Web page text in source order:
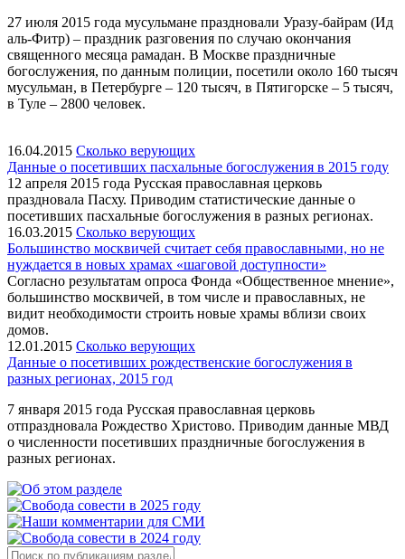
27 июля 2015 года мусульмане праздновали Уразу-байрам (Ид
аль-Фитр) – праздник разговения по случаю окончания
священного месяца рамадан. В Москве праздничные
богослужения, по данным полиции, посетили около 160 тысяч
мусульман, в Петербурге – 120 тысяч, в Пятигорске – 5 тысяч,
в Туле – 2800 человек.
16.04.2015 Сколько верующих
Данные о посетивших пасхальные богослужения в 2015 году
12 апреля 2015 года Русская православная церковь
праздновала Пасху. Приводим статистические данные о
посетивших пасхальные богослужения в разных регионах.
16.03.2015 Сколько верующих
Большинство москвичей считает себя православными, но не
нуждается в новых храмах «шаговой доступности»
Согласно результатам опроса Фонда «Общественное мнение»,
большинство москвичей, в том числе и православных, не
видит необходимости строить новые храмы вблизи своих
домов.
12.01.2015 Сколько верующих
Данные о посетивших рождественские богослужения в
разных регионах, 2015 год
7 января 2015 года Русская православная церковь
отпраздновала Рождество Христово. Приводим данные МВД
о численности посетивших праздничные богослужения в
разных регионах.